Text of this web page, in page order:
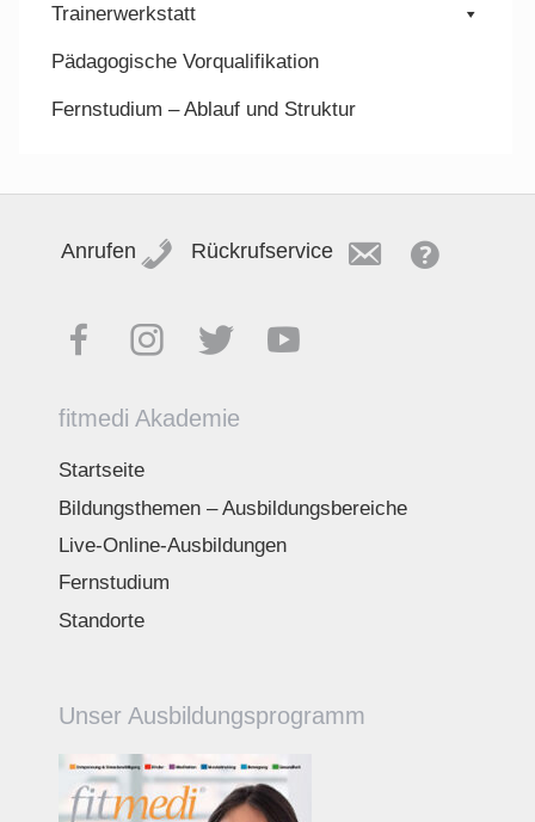
Trainerwerkstatt
Pädagogische Vorqualifikation
Fernstudium – Ablauf und Struktur
Anrufen Rückrufservice
fitmedi Akademie
Startseite
Bildungsthemen – Ausbildungsbereiche
Live-Online-Ausbildungen
Fernstudium
Standorte
Unser Ausbildungsprogramm